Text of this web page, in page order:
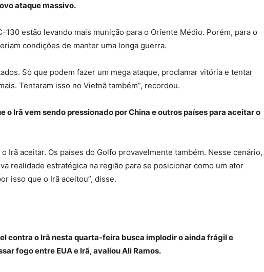
ataque massivo.
130 estão levando mais munição para o Oriente Médio. Porém, para o
condições de manter uma longa guerra.
Só que podem fazer um mega ataque, proclamar vitória e tentar
Tentaram isso no Vietnã também”, recordou.
o Irã vem sendo pressionado por China e outros países para aceitar o
Irã aceitar. Os países do Golfo provavelmente também. Nesse cenário,
realidade estratégica na região para se posicionar como um ator
isso que o Irã aceitou”, disse.
contra o Irã nesta quarta-feira busca implodir o ainda frágil e
fogo entre EUA e Irã, avaliou Ali Ramos.